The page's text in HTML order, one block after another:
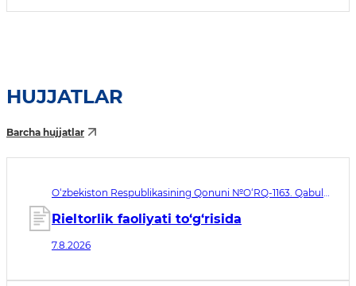
HUJJATLAR
Barcha hujjatlar
O‘zbekiston Respublikasining Qonuni №O‘RQ-1163. Qabul
Rieltorlik faoliyati to‘g‘risida
7.8.2026